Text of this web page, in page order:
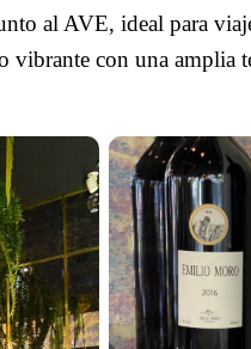
al AVE, ideal para
vibrante con una amplia